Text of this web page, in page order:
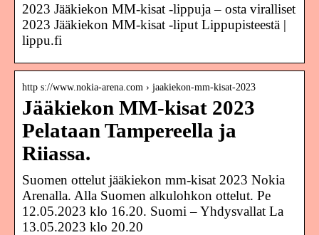
2023 Jääkiekon MM-kisat -lippuja – osta viralliset
2023 Jääkiekon MM-kisat -liput Lippupisteestä |
lippu.fi
http s://www.nokia-arena.com › jaakiekon-mm-kisat-2023
Jääkiekon MM-kisat 2023
Pelataan Tampereella ja
Riiassa.
Suomen ottelut jääkiekon mm-kisat 2023 Nokia
Arenalla. Alla Suomen alkulohkon ottelut. Pe
12.05.2023 klo 16.20. Suomi – Yhdysvallat La
13.05.2023 klo 20.20